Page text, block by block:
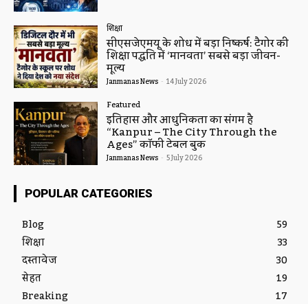
शिक्षा
सीएसजेएमयू के शोध में बड़ा निष्कर्ष: टैगोर की
शिक्षा पद्धति में ‘मानवता’ सबसे बड़ा जीवन-
मूल्य
Janmanas News - 14 July 2026
Featured
इतिहास और आधुनिकता का संगम है
“Kanpur – The City Through the
Ages” कॉफी टेबल बुक
Janmanas News - 5 July 2026
POPULAR CATEGORIES
Blog
59
शिक्षा
33
दस्तावेज
30
सेहत
19
Breaking
17